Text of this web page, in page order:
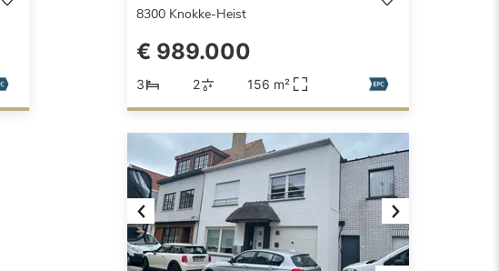
8300 Knokke-Heist
€ 989.000
3 2 156 m²
Previous Next